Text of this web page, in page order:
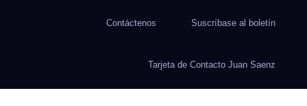
Contáctenos Suscríbase al boletín
Tarjeta de Contacto Juan Saenz